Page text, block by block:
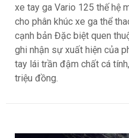
xe tay ga Vario 125 thế hệ
cho phân khúc xe ga thể
cạnh bản Đặc biệt quen
ghi nhận sự xuất hiện của
tay lái trần đậm chất cá
triệu đồng.